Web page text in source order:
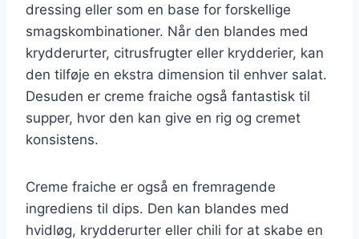
dressing eller som en base for forskellige
smagskombinationer. Når den blandes med
krydderurter, citrusfrugter eller krydderier, kan
den tilføje en ekstra dimension til enhver salat.
Desuden er creme fraiche også fantastisk til
supper, hvor den kan give en rig og cremet
konsistens.
Creme fraiche er også en fremragende
ingrediens til dips. Den kan blandes med
hvidløg, krydderurter eller chili for at skabe en